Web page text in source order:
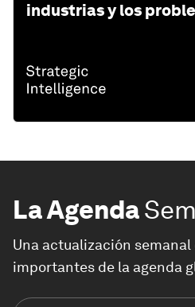
industrias y los
La Agenda
Una actualización semanal
importantes de la agenda